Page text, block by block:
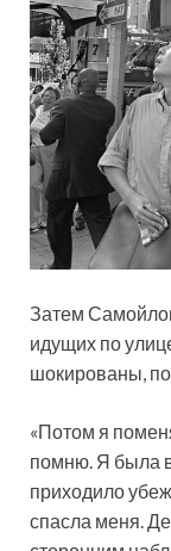
Затем
идущих по
шокированы,
«Потом я
помню. Я была
приходило
спасла меня.